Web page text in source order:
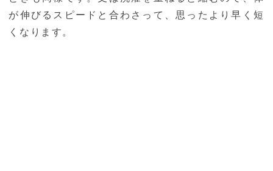
が伸びるスピードと合わさって、思ったより早く短
くなります。